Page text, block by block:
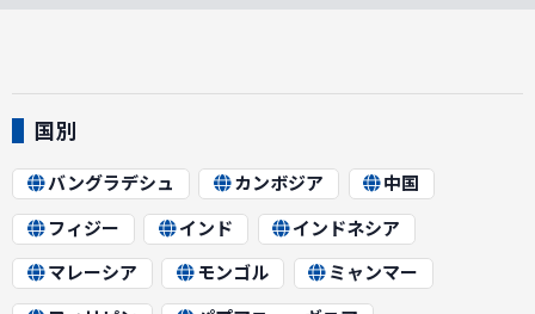
国別
バングラデシュ カンボジア
中国
フィジー
インド
インドネシア
マレーシア
モンゴル
ミャンマー